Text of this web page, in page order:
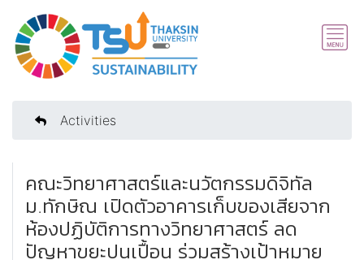
Activities
คณะวิทยาศาสตร์และนวัตกรรมดิจิทัล
ม.ทักษิณ เปิดตัวอาคารเก็บของเสียจาก
ห้องปฏิบัติการทางวิทยาศาสตร์ ลด
ปัญหาขยะปนเปื้อน ร่วมสร้างเป้าหมาย